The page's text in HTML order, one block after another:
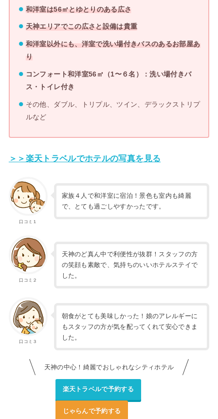
和洋室は56㎡とゆとりのある広さ
天神エリアでこの広さと設備は貴重
和洋室以外にも、洋室で洗い場付きバスのあるお部屋あ
り
コンフォート和洋室56㎡（1〜６名）：洗い場付きバ
ス・トイレ付き
その他、ダブル、トリプル、ツイン、デラックストリプ
ルなど
＞＞楽天トラベルでホテルの写真を見る
口コミ１
家族４人で和洋室に宿泊！景色も室内も綺麗
で、とても過ごしやすかったです。
口コミ２
天神のど真ん中で利便性が抜群！スタッフの方
の笑顔も素敵で、気持ちのいいホテルステイで
した。
口コミ３
朝食がとても美味しかった！娘のアレルギーに
もスタッフの方が気を配ってくれて安心できま
した。
天神の中心！綺麗でおしゃれなシティホテル
楽天トラベルで予約する
じゃらんで予約する